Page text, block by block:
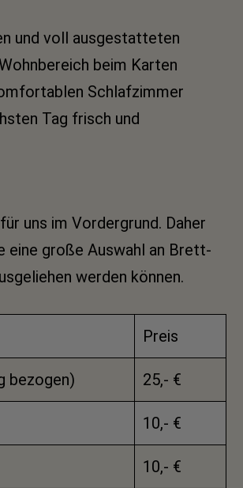
und voll ausgestatteten
beim Karten
Schlafzimmer
Tag frisch und
uns im Vordergrund. Daher
große Auswahl an Brett-
werden können.
Preis
bezogen) 25,- €
10,- €
10,- €